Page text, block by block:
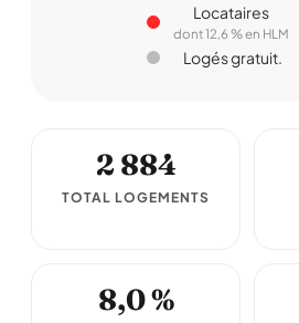
Locataires
dont 12,6 % en HLM
Logés gratuit.
2 884
TOTAL LOGEMENTS
8,0 %